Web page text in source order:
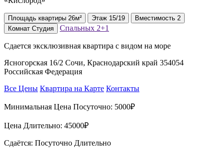
Площадь квартиры 26м² Этаж 15/19 Вместимость 2
Комнат Студия Спальных 2+1
Сдается эксклюзивная квартира с видом на море
Ясногорская 16/2 Сочи, Краснодарский край 354054
Российская Федерация
Все Цены Квартира на Карте Контакты
Минимальная Цена Посуточно: 5000₽
Цена Длительно: 45000₽
Сдаётся: Посуточно Длительно